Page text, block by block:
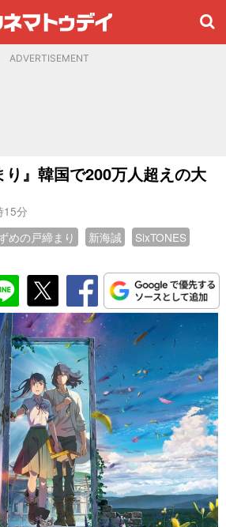
ADVERTISEMENT
り』韓国で200万人超えの大
15分
めの戸締まり 新海誠
SixTONES